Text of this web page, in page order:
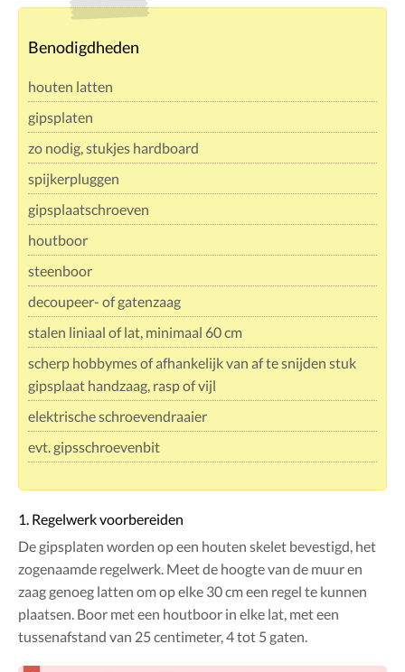
Benodigdheden
houten latten
gipsplaten
zo nodig, stukjes hardboard
spijkerpluggen
gipsplaatschroeven
houtboor
steenboor
decoupeer- of gatenzaag
stalen liniaal of lat, minimaal 60 cm
scherp hobbymes of afhankelijk van af te snijden stuk
gipsplaat handzaag, rasp of vijl
elektrische schroevendraaier
evt. gipsschroevenbit
1. Regelwerk voorbereiden
De gipsplaten worden op een houten skelet bevestigd, het
zogenaamde regelwerk. Meet de hoogte van de muur en
zaag genoeg latten om op elke 30 cm een regel te kunnen
plaatsen. Boor met een houtboor in elke lat, met een
tussenafstand van 25 centimeter, 4 tot 5 gaten.